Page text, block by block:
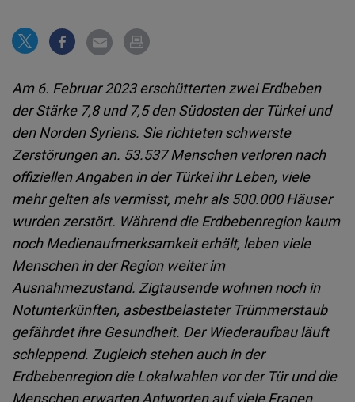
Am 6. Februar 2023 erschütterten zwei Erdbeben
der Stärke 7,8 und 7,5 den Südosten der Türkei und
den Norden Syriens. Sie richteten schwerste
Zerstörungen an. 53.537 Menschen verloren nach
offiziellen Angaben in der Türkei ihr Leben, viele
mehr gelten als vermisst, mehr als 500.000 Häuser
wurden zerstört. Während die Erdbebenregion kaum
noch Medienaufmerksamkeit erhält, leben viele
Menschen in der Region weiter im
Ausnahmezustand. Zigtausende wohnen noch in
Notunterkünften, asbestbelasteter Trümmerstaub
gefährdet ihre Gesundheit. Der Wiederaufbau läuft
schleppend. Zugleich stehen auch in der
Erdbebenregion die Lokalwahlen vor der Tür und die
Menschen erwarten Antworten auf viele Fragen.
Maps
Embed
Cloudinary
Flickr
Embed
Newsletter2go
Embed
Podigee
Embed
D.Vinci
Embed